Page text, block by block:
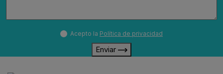
Acepto la Política de privacidad
Enviar